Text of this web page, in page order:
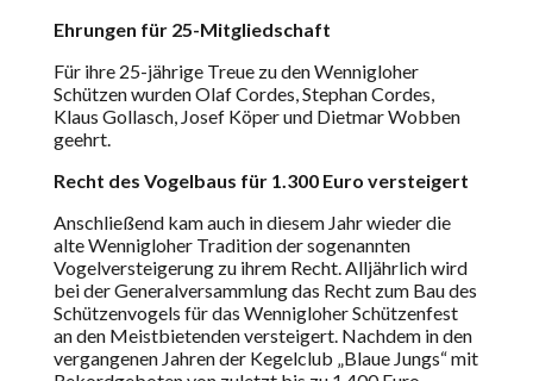
Ehrungen für 25-Mitgliedschaft
Für ihre 25-jährige Treue zu den Wennigloher
Schützen wurden Olaf Cordes, Stephan Cordes,
Klaus Gollasch, Josef Köper und Dietmar Wobben
geehrt.
Recht des Vogelbaus für 1.300 Euro versteigert
Anschließend kam auch in diesem Jahr wieder die
alte Wennigloher Tradition der sogenannten
Vogelversteigerung zu ihrem Recht. Alljährlich wird
bei der Generalversammlung das Recht zum Bau des
Schützenvogels für das Wennigloher Schützenfest
an den Meistbietenden versteigert. Nachdem in den
vergangenen Jahren der Kegelclub „Blaue Jungs“ mit